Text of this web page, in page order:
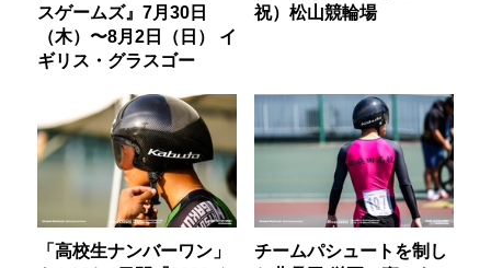
スゲームズ』7月30日
（木）〜8月2日（日） イ
ギリス・グラスゴー
祝）松山競輪場
「高校生ナンバーワン」
チームパシュートを制し